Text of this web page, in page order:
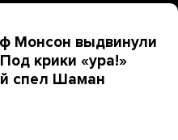
Монсон выдвинули
крики «ура!»
спел Шаман